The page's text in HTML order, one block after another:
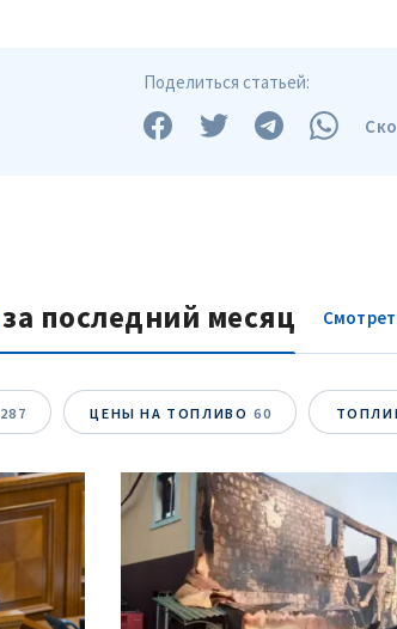
Поделиться статьей:
за последний месяц
287 ЦЕНЫ НА ТОПЛИВО 60